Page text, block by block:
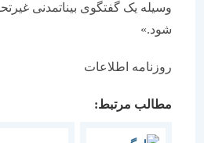
وسیله یک گفتگوی بیناتمدنی
روزنامه اطلاعات
مطالب مرتبط: